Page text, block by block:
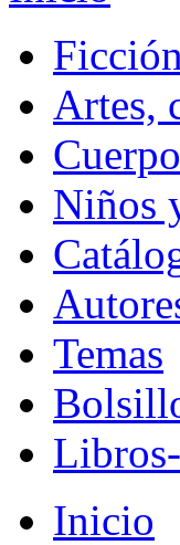
Artes,
Niños
Temas
Inicio